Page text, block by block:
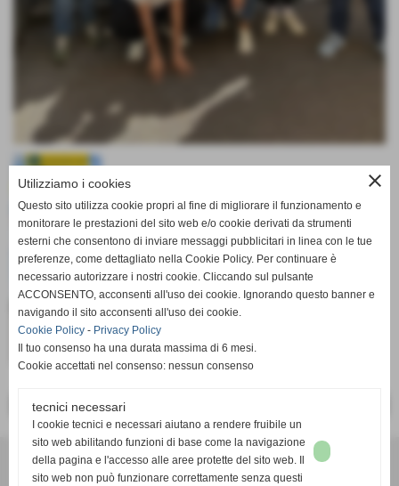
<< PRECEDENTE
Lions Club San Miniato
Piazzetta del Castello 3
close
Utilizziamo i cookies
Questo sito utilizza cookie propri al fine di migliorare il funzionamento e
monitorare le prestazioni del sito web e/o cookie derivati da strumenti
esterni che consentono di inviare messaggi pubblicitari in linea con le tue
preferenze, come dettagliato nella Cookie Policy. Per continuare è
necessario autorizzare i nostri cookie. Cliccando sul pulsante
ACCONSENTO, acconsenti all'uso dei cookie. Ignorando questo banner e
navigando il sito acconsenti all'uso dei cookie.
Cookie Policy - Privacy Policy
Il tuo consenso ha una durata massima di 6 mesi.
Cookie accettati nel consenso: nessun consenso
tecnici necessari
I cookie tecnici e necessari aiutano a rendere fruibile un
sito web abilitando funzioni di base come la navigazione
della pagina e l'accesso alle aree protette del sito web. Il
sito web non può funzionare correttamente senza questi